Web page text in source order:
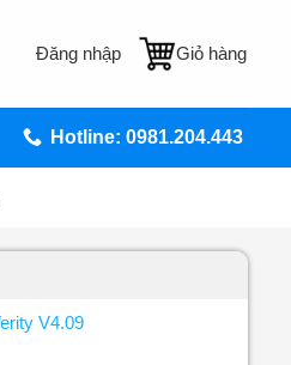
Đăng nhập Giỏ hàng
Hotline: 0981.204.443
V4.09